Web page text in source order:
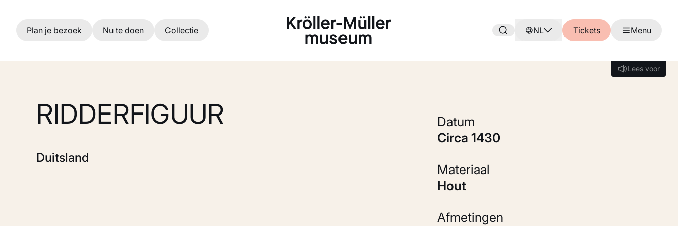
Ga naar hoofdinhoud
Plan je bezoek Nu te doen Collectie NL Tickets Menu
Lees voor
Lees voor
RIDDERFIGUUR
Duitsland
Datum
circa 1430
Materiaal
Hout
Afmetingen